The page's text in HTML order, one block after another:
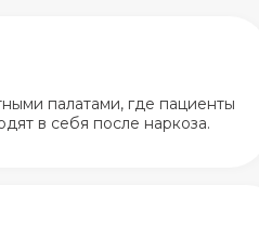
палатами, где пациенты
в себя после наркоза.